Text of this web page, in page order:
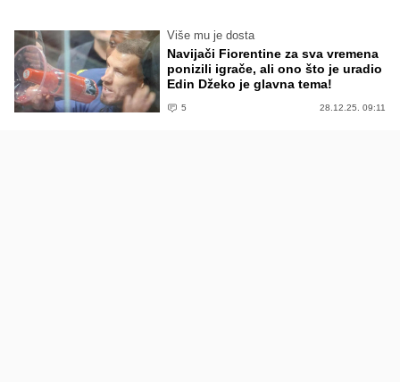
Više mu je dosta
Navijači Fiorentine za sva vremena
ponizili igrače, ali ono što je uradio
Edin Džeko je glavna tema!
5 28.12.25. 09:11